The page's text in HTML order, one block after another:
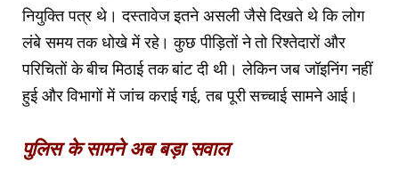
नियुक्ति पत्र थे। दस्तावेज इतने असली जैसे दिखते थे कि लोग
लंबे समय तक धोखे में रहे। कुछ पीड़ितों ने तो रिश्तेदारों और
परिचितों के बीच मिठाई तक बांट दी थी। लेकिन जब जॉइनिंग नहीं
हुई और विभागों में जांच कराई गई, तब पूरी सच्चाई सामने आई।
पुलिस के सामने अब बड़ा सवाल